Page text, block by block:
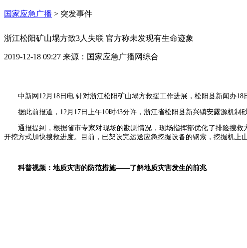
国家应急广播 > 突发事件
浙江松阳矿山塌方致3人失联 官方称未发现有生命迹象
2019-12-18 09:27 来源： 国家应急广播网综合
中新网12月18日电 针对浙江松阳矿山塌方救援工作进展，松阳县新闻办
据此前报道，12月17日上午10时43分许，浙江省松阳县新兴镇安露源机
通报提到，根据省市专家对现场的勘测情况，现场指挥部优化了排险搜
开挖方式加快搜救进度。目前，已架设完运送应急挖掘设备的钢索，挖掘机上
科普视频：地质灾害的防范措施——了解地质灾害发生的前兆